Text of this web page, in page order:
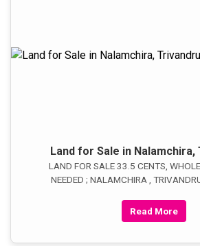
Land for Sale in Nalamchira,
LAND FOR SALE 33.5 CENTS,
NEEDED ; NALAMCHIRA ,
PRODUCTION HOUSE/DENTAL OFFICE/
ETC IT HAS A ONE STORY HOUSE 3/3/
Read More